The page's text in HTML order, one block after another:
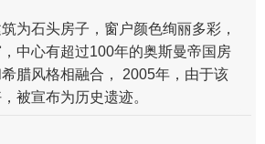
筑为石头房子，窗户颜色绚丽多彩，
中心有超过100年的奥斯曼帝国房
腊风格相融合， 2005年，由于该
被宣布为历史遗迹。